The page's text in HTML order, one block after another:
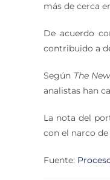
más de cerca
De acuerdo
contribuido a
Según The
analistas han
La nota del
con el narco
Fuente: